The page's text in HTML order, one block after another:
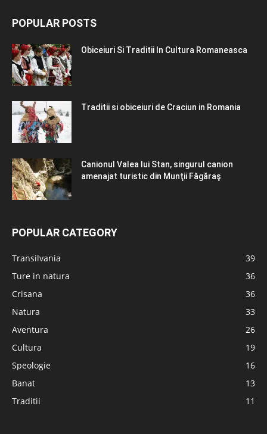
POPULAR POSTS
Obiceiuri Si Traditii In Cultura Romaneasca
Traditii si obiceiuri de Craciun in Romania
Canionul Valea lui Stan, singurul canion
amenajat turistic din Munţii Făgăraş
POPULAR CATEGORY
Transilvania
39
Ture in natura
36
Crisana
36
Natura
33
Aventura
26
Cultura
19
Speologie
16
Banat
13
Traditii
11